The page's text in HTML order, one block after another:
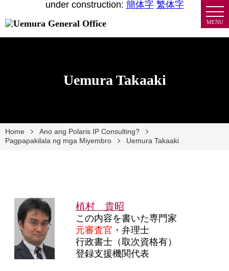
under construction: 簡体字 繁体字
MENU
Uemura Takaaki
Home
Ano ang Polaris IP Consulting?
Pagpapakilala ng mga Miyembro
Uemura Takaaki
植村 貴昭
この内容を書いた専門家
元審査官 ・弁理士
行政書士（取次資格有）
登録支援機関代表